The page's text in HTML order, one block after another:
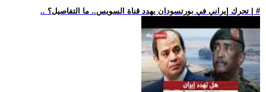
.. تحرك إيراني في بورتسودان يهدد قناة السويس.. ما التفاصيل؟ | #